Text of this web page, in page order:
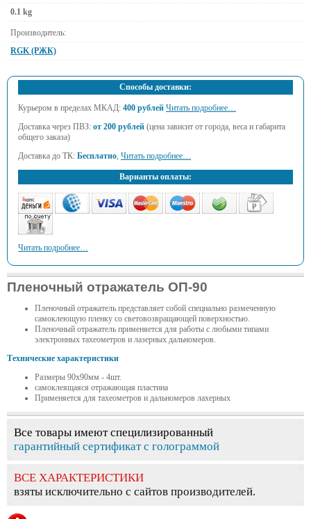
0.1 kg
Производитель:
RGK (РЖК)
Способы доставки:
Курьером в пределах МКАД: 400 рублей Читать подробнее…
Доставка через ПВЗ: от 200 рублей (цена зависит от города, веса и габарита
общего заказа)
Доставка до ТК: Бесплатно, Читать подробнее…
Варианты оплаты:
Читать подробнее…
Пленочный отражатель ОП-90
Пленочный отражатель представляет собой специально размеченную
самоклеющую пленку со световозвращающей поверхностью.
Пленочный отражатель применяется для работы с любыми типами
электронных тахеометров и лазерных дальномеров.
Технические характеристики
Размеры 90х90мм - 4шт.
самоклеящаяся отражающая пластина
Применяется для тахеометров и дальномеров лахерных
Все товары имеют специлизированный
гарантийный сертификат с голограммой
ВСЕ ХАРАКТЕРИСТИКИ
взяты исключительно с сайтов производителей.